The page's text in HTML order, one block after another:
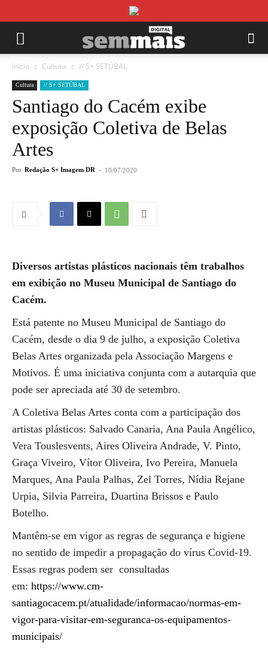
Início Cultura // S+ SETÚBAL
Cultura // S+ SETÚBAL
Santiago do Cacém exibe
exposição Coletiva de Belas
Artes
Por Redação S+ Imagem DR - 10/07/2020
Diversos artistas plásticos nacionais têm trabalhos
em exibição no Museu Municipal de Santiago do
Cacém.
Está patente no Museu Municipal de Santiago do
Cacém, desde o dia 9 de julho, a exposição Coletiva
Belas Artes organizada pela Associação Margens e
Motivos. É uma iniciativa conjunta com a autarquia que
pode ser apreciada até 30 de setembro.
A Coletiva Belas Artes conta com a participação dos
artistas plásticos: Salvado Canaria, Ana Paula Angélico,
Vera Touslesvents, Aires Oliveira Andrade, V. Pinto,
Graça Viveiro, Vítor Oliveira, Ivo Pereira, Manuela
Marques, Ana Paula Palhas, Zel Torres, Nídia Rejane
Urpia, Silvia Parreira, Duartina Brissos e Paulo
Botelho.
Mantêm-se em vigor as regras de segurança e higiene
no sentido de impedir a propagação do vírus Covid-19.
Essas regras podem ser consultadas
em: https://www.cm-
santiagocacem.pt/atualidade/informacao/normas-em-
vigor-para-visitar-em-seguranca-os-equipamentos-
municipais/